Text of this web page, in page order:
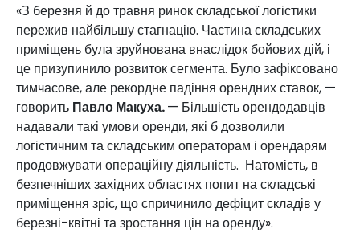
«З березня й до травня ринок складської логістики
пережив найбільшу стагнацію. Частина складських
приміщень була зруйнована внаслідок бойових дій, і
це призупинило розвиток сегмента. Було зафіксовано
тимчасове, але рекордне падіння орендних ставок, —
говорить Павло Макуха.— Більшість орендодавців
надавали такі умови оренди, які б дозволили
логістичним та складським операторам і орендарям
продовжувати операційну діяльність. Натомість, в
безпечніших західних областях попит на складські
приміщення зріс, що спричинило дефіцит складів у
березні-квітні та зростання цін на оренду».